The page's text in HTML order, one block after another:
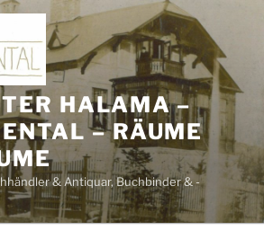
HALAMA –
– RÄUME
& Antiquar, Buchbinder & -